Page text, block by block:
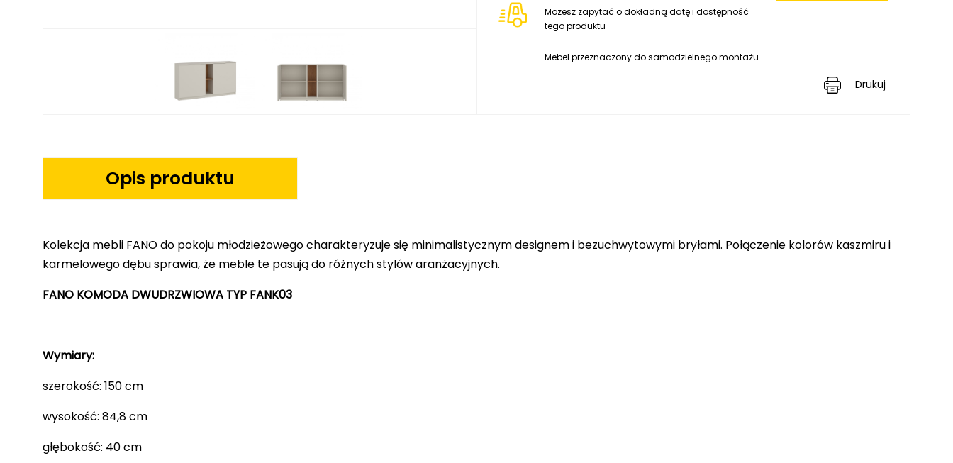
Możesz zapytać o dokładną datę i dostępność
tego produktu
Mebel przeznaczony do samodzielnego montażu.
Drukuj
Opis produktu
Kolekcja mebli FANO do pokoju młodzieżowego charakteryzuje się minimalistycznym designem i bezuchwytowymi bryłami. Połączenie kolorów kaszmiru i
karmelowego dębu sprawia, że meble te pasują do różnych stylów aranżacyjnych.
FANO KOMODA DWUDRZWIOWA TYP FANK03
Wymiary:
szerokość: 150 cm
wysokość: 84,8 cm
głębokość: 40 cm